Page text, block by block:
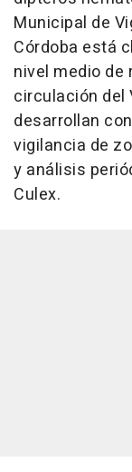
Municipal de
Córdoba está
nivel medio de
circulación del
desarrollan
vigilancia de
y análisis
Culex.